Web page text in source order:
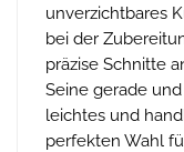
unverzichtbares
bei der
präzise Schnitte
Seine gerade
leichtes und
perfekten Wahl